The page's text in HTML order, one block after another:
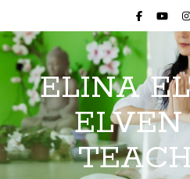
ELINA
ELVEN